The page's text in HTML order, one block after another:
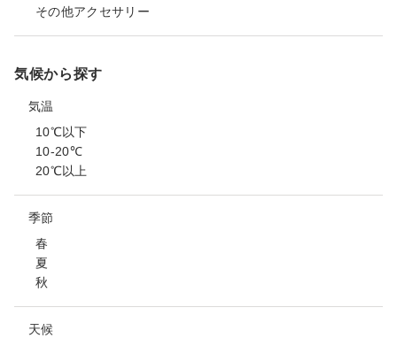
その他アクセサリー
気候から探す
気温
10℃以下
10-20℃
20℃以上
季節
春
夏
秋
天候